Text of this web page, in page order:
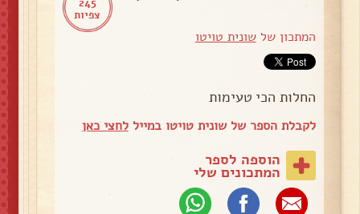
245
צפיות
המתכון שלשונית טויטו
החלות הכי טעימות
לקבלת הספר של שונית טויטו במייללחצי כאן
הוספה לספר
המתכונים שלי